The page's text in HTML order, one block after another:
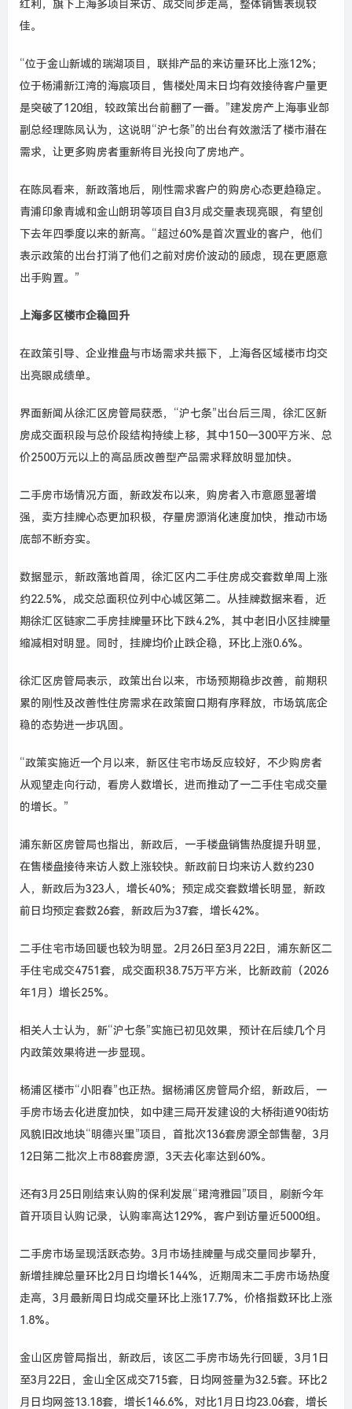
红利，旗下上海多项目来访、成交同步走高，整体销售表现较
佳。
“位于金山新城的瑞湖项目，联排产品的来访量环比上涨12%；
位于杨浦新江湾的海宸项目，售楼处周末日均有效接待客户量更
是突破了120组，较政策出台前翻了一番。”建发房产上海事业部
副总经理陈凤认为，这说明“沪七条”的出台有效激活了楼市潜在
需求，让更多购房者重新将目光投向了房地产。
在陈凤看来，新政落地后，刚性需求客户的购房心态更趋稳定。
青浦印象青城和金山朗玥等项目自3月成交量表现亮眼，有望创
下去年四季度以来的新高。“超过60%是首次置业的客户，他们
表示政策的出台打消了他们之前对房价波动的顾虑，现在更愿意
出手购置。”
上海多区楼市企稳回升
在政策引导、企业推盘与市场需求共振下，上海各区域楼市均交
出亮眼成绩单。
界面新闻从徐汇区房管局获悉，“沪七条”出台后三周，徐汇区新
房成交面积段与总价段结构持续上移，其中150—300平方米、总
价2500万元以上的高品质改善型产品需求释放明显加快。
二手房市场情况方面，新政发布以来，购房者入市意愿显著增
强，卖方挂牌心态更加积极，存量房源消化速度加快，推动市场
底部不断夯实。
数据显示，新政落地首周，徐汇区内二手住房成交套数单周上涨
约22.5%，成交总面积位列中心城区第二。从挂牌数据来看，近
期徐汇区链家二手房挂牌量环比下跌4.2%，其中老旧小区挂牌量
缩减相对明显。同时，挂牌均价止跌企稳，环比上涨0.6%。
徐汇区房管局表示，政策出台以来，市场预期稳步改善，前期积
累的刚性及改善性住房需求在政策窗口期有序释放，市场筑底企
稳的态势进一步巩固。
“政策实施近一个月以来，新区住宅市场反应较好，不少购房者
从观望走向行动，看房人数增长，进而推动了一二手住宅成交量
的增长。”
浦东新区房管局也指出，新政后，一手楼盘销售热度提升明显，
在售楼盘接待来访人数上涨较快。新政前日均来访人数约230
人，新政后为323人，增长40%；预定成交套数增长明显，新政
前日均预定套数26套，新政后为37套，增长42%。
二手住宅市场回暖也较为明显。2月26日至3月22日，浦东新区二
手住宅成交4751套，成交面积38.75万平方米，比新政前（2026
年1月）增长25%。
相关人士认为，新“沪七条”实施已初见效果，预计在后续几个月
内政策效果将进一步显现。
杨浦区楼市“小阳春”也正热。据杨浦区房管局介绍，新政后，一
手房市场去化进度加快，如中建三局开发建设的大桥街道90街坊
风貌旧改地块“明德兴里”项目，首批次136套房源全部售罄，3月
12日第二批次上市88套房源，3天去化率达到60%。
还有3月25日刚结束认购的保利发展“珺湾雅园”项目，刷新今年
首开项目认购记录，认购率高达129%，客户到访量近5000组。
二手房市场呈现活跃态势。3月市场挂牌量与成交量同步攀升，
新增挂牌总量环比2月日均增长144%，近期周末二手房市场热度
走高，3月最新周日均成交量环比上涨17.7%，价格指数环比上涨
1.8%。
金山区房管局指出，新政后，该区二手房市场先行回暖，3月1日
至3月22日，金山全区成交715套，日均网签量为32.5套。环比2
月日均网签13.18套，增长146.6%，对比1月日均23.06套，增长